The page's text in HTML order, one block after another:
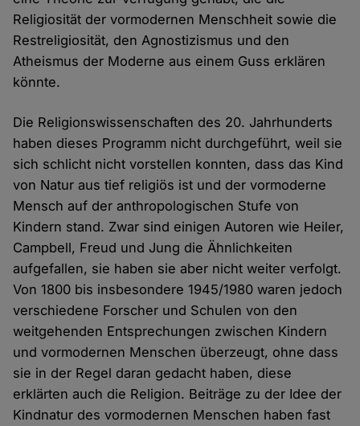
Religiosität der vormodernen Menschheit sowie die
Restreligiosität, den Agnostizismus und den
Atheismus der Moderne aus einem Guss erklären
könnte.
Die Religionswissenschaften des 20. Jahrhunderts
haben dieses Programm nicht durchgeführt, weil sie
sich schlicht nicht vorstellen konnten, dass das Kind
von Natur aus tief religiös ist und der vormoderne
Mensch auf der anthropologischen Stufe von
Kindern stand. Zwar sind einigen Autoren wie Heiler,
Campbell, Freud und Jung die Ähnlichkeiten
aufgefallen, sie haben sie aber nicht weiter verfolgt.
Von 1800 bis insbesondere 1945/1980 waren jedoch
verschiedene Forscher und Schulen von den
weitgehenden Entsprechungen zwischen Kindern
und vormodernen Menschen überzeugt, ohne dass
sie in der Regel daran gedacht haben, diese
erklärten auch die Religion. Beiträge zu der Idee der
Kindnatur des vormodernen Menschen haben fast